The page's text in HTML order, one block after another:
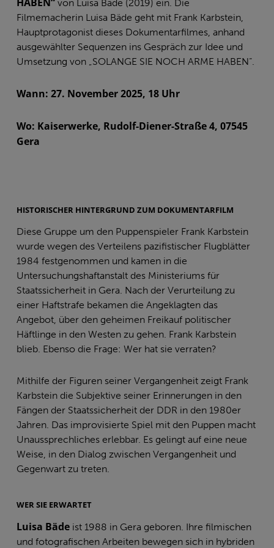
von Luisa Bäde (2019) ein. Die
Filmemacherin Luisa Bäde geht mit Frank Karbstein,
Hauptprotagonist dieses Dokumentarfilmes, anhand
ausgewählter Sequenzen ins Gespräch zur Idee und
Umsetzung von „SOLANGE SIE NOCH ARME HABEN“.
Wann: 27. November 2025, 18 Uhr
Wo: Kaiserwerke, Rudolf-Diener-Straße 4, 07545
Gera
HISTORISCHER HINTERGRUND ZUM DOKUMENTARFILM
Diese Gruppe um den Puppenspieler Frank Karbstein
wurde wegen des Verteilens pazifistischer Flugblätter
1984 festgenommen und kamen in die
Untersuchungshaftanstalt des Ministeriums für
Staatssicherheit in Gera. Nach der Verurteilung zu
einer Haftstrafe bekamen die Angeklagten das
Angebot, über den geheimen Freikauf politischer
Häftlinge in den Westen zu gehen. Frank Karbstein
blieb. Ebenso die Frage: Wer hat sie verraten?
Mithilfe der Figuren seiner Vergangenheit zeigt Frank
Karbstein die Subjektive seiner Erinnerungen in den
Fängen der Staatssicherheit der DDR in den 1980er
Jahren. Das improvisierte Spiel mit den Puppen macht
Unaussprechliches erlebbar. Es gelingt auf eine neue
Weise, in den Dialog zwischen Vergangenheit und
Gegenwart zu treten.
WER SIE ERWARTET
Luisa Bädeist 1988 in Gera geboren. Ihre filmischen
und fotografischen Arbeiten bewegen sich in hybriden